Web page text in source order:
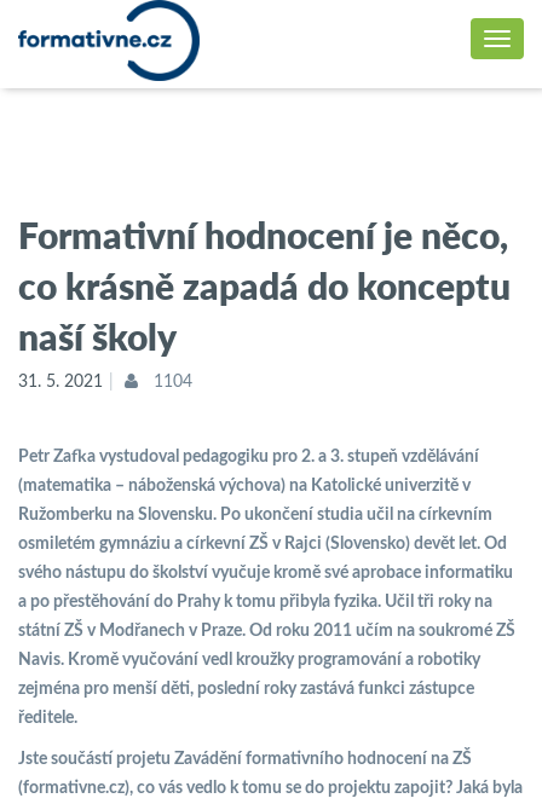
Formativní hodnocení je něco,
co krásně zapadá do konceptu
naší školy
31. 5. 2021 1104
Petr Zafka vystudoval pedagogiku pro 2. a 3. stupeň vzdělávání
(matematika – náboženská výchova) na Katolické univerzitě v
Ružomberku na Slovensku. Po ukončení studia učil na církevním
osmiletém gymnáziu a církevní ZŠ v Rajci (Slovensko) devět let. Od
svého nástupu do školství vyučuje kromě své aprobace informatiku
a po přestěhování do Prahy k tomu přibyla fyzika. Učil tři roky na
státní ZŠ v Modřanech v Praze. Od roku 2011 učím na soukromé ZŠ
Navis. Kromě vyučování vedl kroužky programování a robotiky
zejména pro menší děti, poslední roky zastává funkci zástupce
ředitele.
Jste součástí projetu Zavádění formativního hodnocení na ZŠ
(formativne.cz), co vás vedlo k tomu se do projektu zapojit? Jaká byla